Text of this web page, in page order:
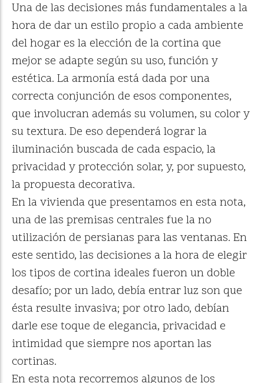
Una de las decisiones más fundamentales a la
hora de dar un estilo propio a cada ambiente
del hogar es la elección de la cortina que
mejor se adapte según su uso, función y
estética. La armonía está dada por una
correcta conjunción de esos componentes,
que involucran además su volumen, su color y
su textura. De eso dependerá lograr la
iluminación buscada de cada espacio, la
privacidad y protección solar, y, por supuesto,
la propuesta decorativa.
En la vivienda que presentamos en esta nota,
una de las premisas centrales fue la no
utilización de persianas para las ventanas. En
este sentido, las decisiones a la hora de elegir
los tipos de cortina ideales fueron un doble
desafío; por un lado, debía entrar luz son que
ésta resulte invasiva; por otro lado, debían
darle ese toque de elegancia, privacidad e
intimidad que siempre nos aportan las
cortinas.